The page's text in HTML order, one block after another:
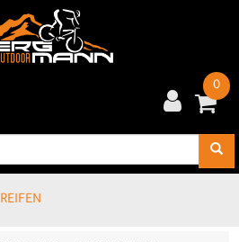
0
REIFEN